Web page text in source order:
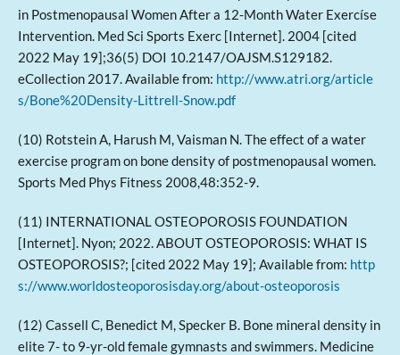
in Postmenopausal Women After a 12-Month Water Exercíse
Intervention. Med Sci Sports Exerc [Internet]. 2004 [cited
2022 May 19];36(5) DOI 10.2147/OAJSM.S129182.
eCollection 2017. Available from: http://www.atri.org/article
s/Bone%20Density-Littrell-Snow.pdf
(10) Rotstein A, Harush M, Vaisman N. The effect of a water
exercise program on bone density of postmenopausal women.
Sports Med Phys Fitness 2008,48:352-9.
(11) INTERNATIONAL OSTEOPOROSIS FOUNDATION
[Internet]. Nyon; 2022. ABOUT OSTEOPOROSIS: WHAT IS
OSTEOPOROSIS?; [cited 2022 May 19]; Available from: http
s://www.worldosteoporosisday.org/about-osteoporosis
(12) Cassell C, Benedict M, Specker B. Bone mineral density in
elite 7- to 9-yr-old female gymnasts and swimmers. Medicine